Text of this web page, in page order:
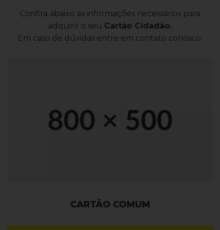
Confira abaixo as informações necessários para
adquirir o seu Cartão Cidadão.
Em caso de dúvidas entre em contato conosco.
CARTÃO COMUM